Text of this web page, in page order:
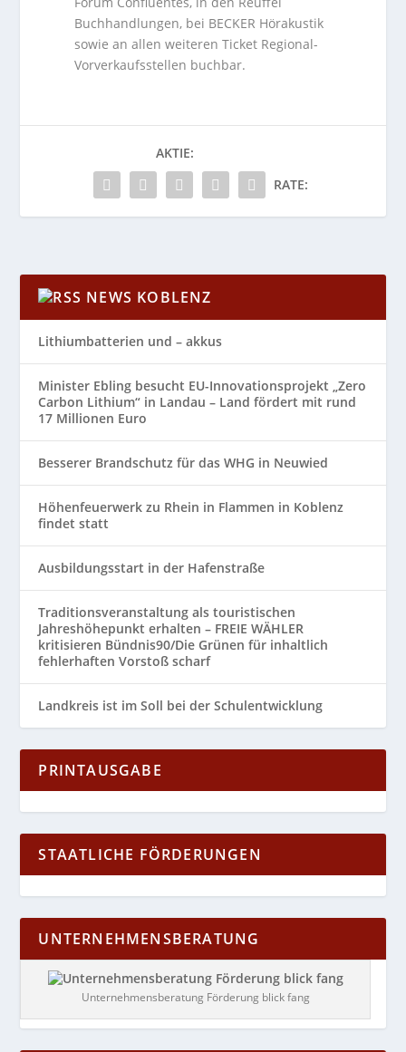
Buchhandlungen, bei BECKER Hörakustik
sowie an allen weiteren Ticket Regional-
Vorverkaufsstellen buchbar.
AKTIE:
RATE:
NEWS KOBLENZ
Lithiumbatterien und – akkus
Minister Ebling besucht EU-Innovationsprojekt „Zero
Carbon Lithium“ in Landau – Land fördert mit rund
17 Millionen Euro
Besserer Brandschutz für das WHG in Neuwied
Höhenfeuerwerk zu Rhein in Flammen in Koblenz
findet statt
Ausbildungsstart in der Hafenstraße
Traditionsveranstaltung als touristischen
Jahreshöhepunkt erhalten – FREIE WÄHLER
kritisieren Bündnis90/Die Grünen für inhaltlich
fehlerhaften Vorstoß scharf
Landkreis ist im Soll bei der Schulentwicklung
PRINTAUSGABE
STAATLICHE FÖRDERUNGEN
UNTERNEHMENSBERATUNG
Unternehmensberatung Förderung blick fang